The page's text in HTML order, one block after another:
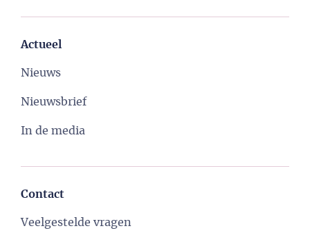
Actueel
Nieuws
Nieuwsbrief
In de media
Contact
Veelgestelde vragen